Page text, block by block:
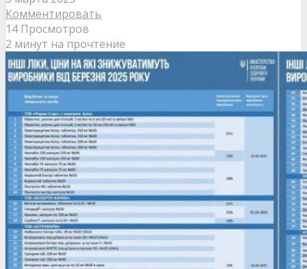
Комментировать
14 Просмотров
2 минут на прочтение